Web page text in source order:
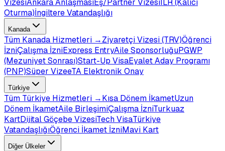
VizesiAnkara AnlaşmasıEş/Partner VizesiILR (Kalıcı
Oturma)İngiltere Vatandaşlığı
Kanada
Tüm Kanada Hizmetleri →Ziyaretçi Vizesi (TRV)Öğrenci
İzniÇalışma İzniExpress EntryAile SponsorluğuPGWP
(Mezuniyet Sonrası)Start-Up VisaEyalet Aday Programı
(PNP)Süper VizeeTA Elektronik Onay
Türkiye
Tüm Türkiye Hizmetleri →Kısa Dönem İkametUzun
Dönem İkametAile BirleşimiÇalışma İzniTurkuaz
KartDijital Göçebe VizesiTech VisaTürkiye
VatandaşlığıÖğrenci İkamet İzniMavi Kart
Diğer Ülkeler